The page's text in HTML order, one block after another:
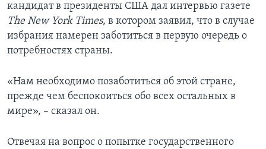
кандидат в президенты США дал интервью газете
The New York Times, в котором заявил, что в случае
избрания намерен заботиться в первую очередь о
потребностях страны.
«Нам необходимо позаботиться об этой стране,
прежде чем беспокоиться обо всех остальных в
мире», – сказал он.
Отвечая на вопрос о попытке государственного